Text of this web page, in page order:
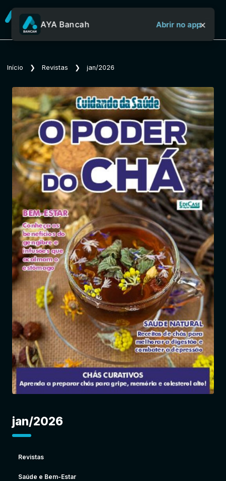
Sobre o Aya Bancah
Início
Revistas
Jornais
Notícias
Entrar
AYA Bancah Abrir no app×
Início ❯ Revistas ❯ jan/2026
jan/2026
Revistas
Saúde e Bem-Estar